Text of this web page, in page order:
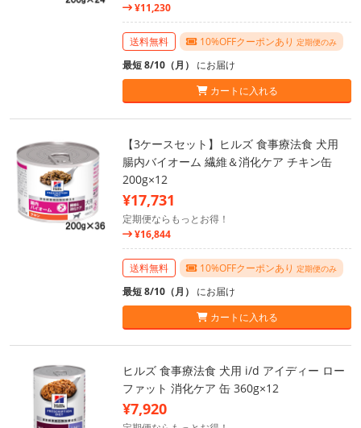
¥11,230
送料無料 10%OFFクーポンあり 定期便のみ
最短 8/10（月） にお届け
カートに入れる
【3ケースセット】ヒルズ 食事療法食 犬用
腸内バイオーム 繊維＆消化ケア チキン缶
200g×12
¥17,731
定期便ならもっとお得！
¥16,844
送料無料 10%OFFクーポンあり 定期便のみ
最短 8/10（月） にお届け
カートに入れる
ヒルズ 食事療法食 犬用 i/d アイディー ロー
ファット 消化ケア 缶 360g×12
¥7,920